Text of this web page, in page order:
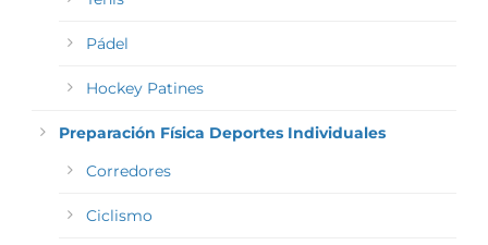
Pádel
Hockey Patines
Preparación Física Deportes Individuales
Corredores
Ciclismo